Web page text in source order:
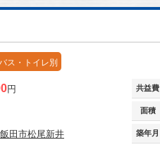
ス・トイレ別
円 共益費
面積
飯田市松尾新井 築年月